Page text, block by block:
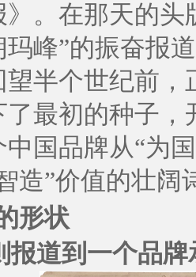
》。在那天的
峰”的振奋报
望半个世纪前
了最初的种子
国品牌从“为
造”价值的壮阔
形状
报道到一个品牌